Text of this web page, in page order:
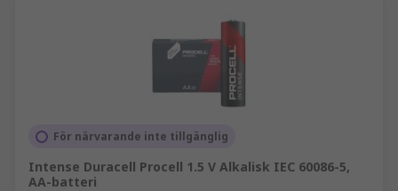
För närvarande inte tillgänglig
Intense Duracell Procell 1.5 V Alkalisk IEC 60086-5,
AA-batteri